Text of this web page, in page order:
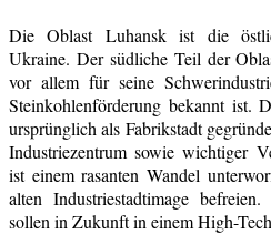
Die Oblast Luhansk ist die
Ukraine. Der südliche Teil der
vor allem für seine
Steinkohlenförderung bekannt ist.
ursprünglich als Fabrikstadt
Industriezentrum sowie wichtiger
ist einem rasanten Wandel
alten Industriestadtimage
sollen in Zukunft in einem High-